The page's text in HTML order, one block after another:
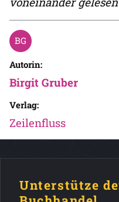
Autorin:
Birgit Gruber
Verlag:
Zeilenfluss
Unterstütze